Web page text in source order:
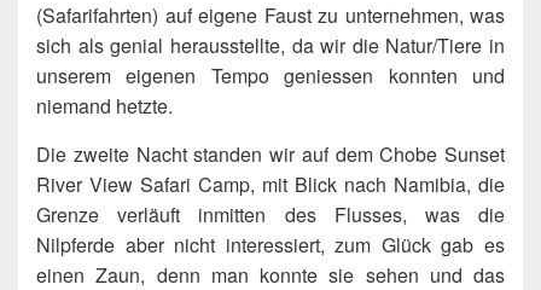
(Safarifahrten) auf eigene Faust zu unternehmen, was
sich als genial herausstellte, da wir die Natur/Tiere in
unserem eigenen Tempo geniessen konnten und
niemand hetzte.
Die zweite Nacht standen wir auf dem Chobe Sunset
River View Safari Camp, mit Blick nach Namibia, die
Grenze verläuft inmitten des Flusses, was die
Nilpferde aber nicht interessiert, zum Glück gab es
einen Zaun, denn man konnte sie sehen und das